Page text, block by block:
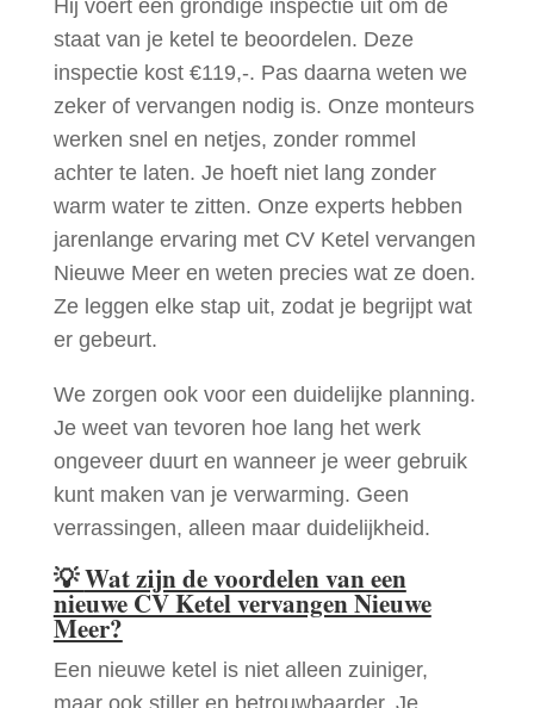
Hij voert een grondige inspectie uit om de
staat van je ketel te beoordelen. Deze
inspectie kost €119,-. Pas daarna weten we
zeker of vervangen nodig is. Onze monteurs
werken snel en netjes, zonder rommel
achter te laten. Je hoeft niet lang zonder
warm water te zitten. Onze experts hebben
jarenlange ervaring met CV Ketel vervangen
Nieuwe Meer en weten precies wat ze doen.
Ze leggen elke stap uit, zodat je begrijpt wat
er gebeurt.
We zorgen ook voor een duidelijke planning.
Je weet van tevoren hoe lang het werk
ongeveer duurt en wanneer je weer gebruik
kunt maken van je verwarming. Geen
verrassingen, alleen maar duidelijkheid.
💡Wat zijn de voordelen van een
nieuwe CV Ketel vervangen Nieuwe
Meer?
Een nieuwe ketel is niet alleen zuiniger,
maar ook stiller en betrouwbaarder. Je